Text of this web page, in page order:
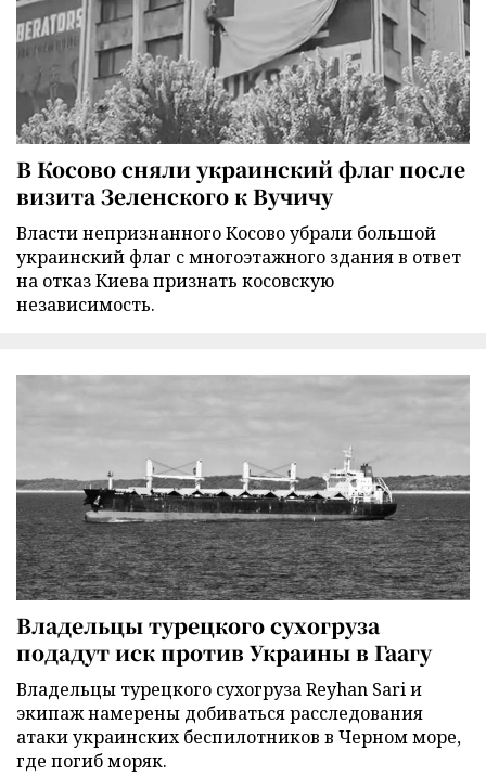
В Косово сняли украинский флаг после
визита Зеленского к Вучичу
Власти непризнанного Косово убрали большой
украинский флаг с многоэтажного здания в ответ
на отказ Киева признать косовскую
независимость.
Владельцы турецкого сухогруза
подадут иск против Украины в Гаагу
Владельцы турецкого сухогруза Reyhan Sari и
экипаж намерены добиваться расследования
атаки украинских беспилотников в Черном море,
где погиб моряк.